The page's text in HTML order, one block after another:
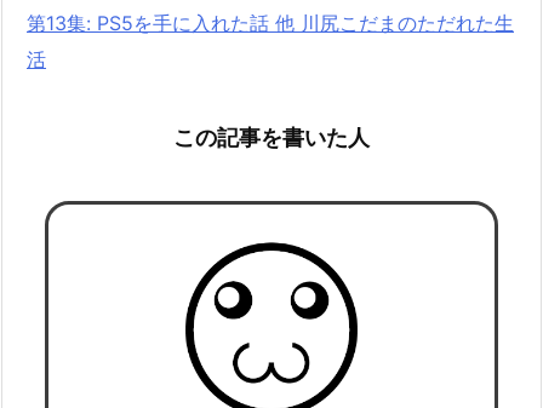
第13集: PS5を手に入れた話 他 川尻こだまのただれた生
活
この記事を書いた人